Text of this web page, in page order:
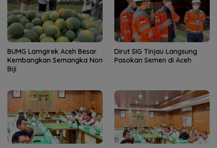
BUMG Lamgirek Aceh Besar
Kembangkan Semangka Non
Biji
Dirut SIG Tinjau Langsung
Pasokan Semen di Aceh